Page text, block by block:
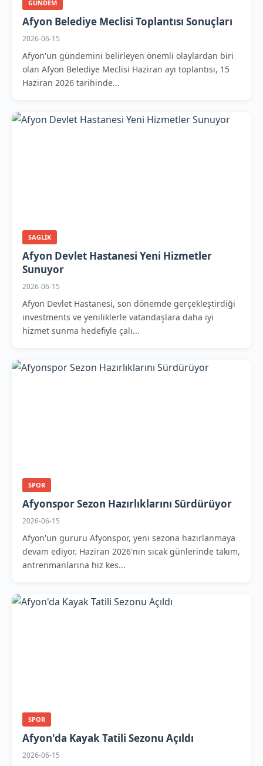
GUNDEM
Afyon Belediye Meclisi Toplantısı Sonuçları
2026-06-15
Afyon'un gündemini belirleyen önemli olaylardan biri
olan Afyon Belediye Meclisi Haziran ayı toplantısı, 15
Haziran 2026 tarihinde...
SAGLIK
Afyon Devlet Hastanesi Yeni Hizmetler
Sunuyor
2026-06-15
Afyon Devlet Hastanesi, son dönemde gerçekleştirdiği
investments ve yeniliklerle vatandaşlara daha iyi
hizmet sunma hedefiyle çalı...
SPOR
Afyonspor Sezon Hazırlıklarını Sürdürüyor
2026-06-15
Afyon'un gururu Afyonspor, yeni sezona hazırlanmaya
devam ediyor. Haziran 2026'nın sıcak günlerinde takım,
antrenmanlarına hız kes...
SPOR
Afyon'da Kayak Tatili Sezonu Açıldı
2026-06-15